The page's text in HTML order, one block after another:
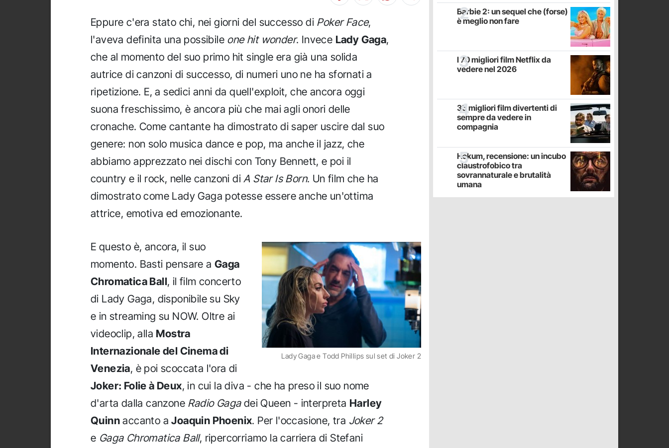
Eppure c'era stato chi, nei giorni del successo di Poker Face,
l'aveva definita una possibile one hit wonder. Invece Lady Gaga,
che al momento del suo primo hit single era già una solida
autrice di canzoni di successo, di numeri uno ne ha sfornati a
ripetizione. E, a sedici anni da quell'exploit, che ancora oggi
suona freschissimo, è ancora più che mai agli onori delle
cronache. Come cantante ha dimostrato di saper uscire dal suo
genere: non solo musica dance e pop, ma anche il jazz, che
abbiamo apprezzato nei dischi con Tony Bennett, e poi il
country e il rock, nelle canzoni di A Star Is Born. Un film che ha
dimostrato come Lady Gaga potesse essere anche un'ottima
attrice, emotiva ed emozionante.
Lady Gaga e Todd Phillips sul set di Joker 2
E questo è, ancora, il suo
momento. Basti pensare a Gaga
Chromatica Ball, il film concerto
di Lady Gaga, disponibile su Sky
e in streaming su NOW. Oltre ai
videoclip, alla Mostra
Internazionale del Cinema di
Venezia, è poi scoccata l'ora di
Joker: Folie à Deux, in cui la diva - che ha preso il suo nome
d'arta dalla canzone Radio Gagadei Queen - interpreta Harley
Quinn accanto aJoaquin Phoenix. Per l'occasione, tra Joker 2
e Gaga Chromatica Ball, ripercorriamo la carriera di Stefani
Barbie 2: un sequel che (forse)
è meglio non fare
I 70 migliori film Netflix da
vedere nel 2026
35 migliori film divertenti di
sempre da vedere in
compagnia
Hokum, recensione: un incubo
claustrofobico tra
sovrannaturale e brutalità
umana